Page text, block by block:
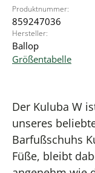
Produktnummer:
859247036
Hersteller:
Ballop
Größentabelle
Der Kuluba W
unseres
Barfußschuhs
Füße, bleibt